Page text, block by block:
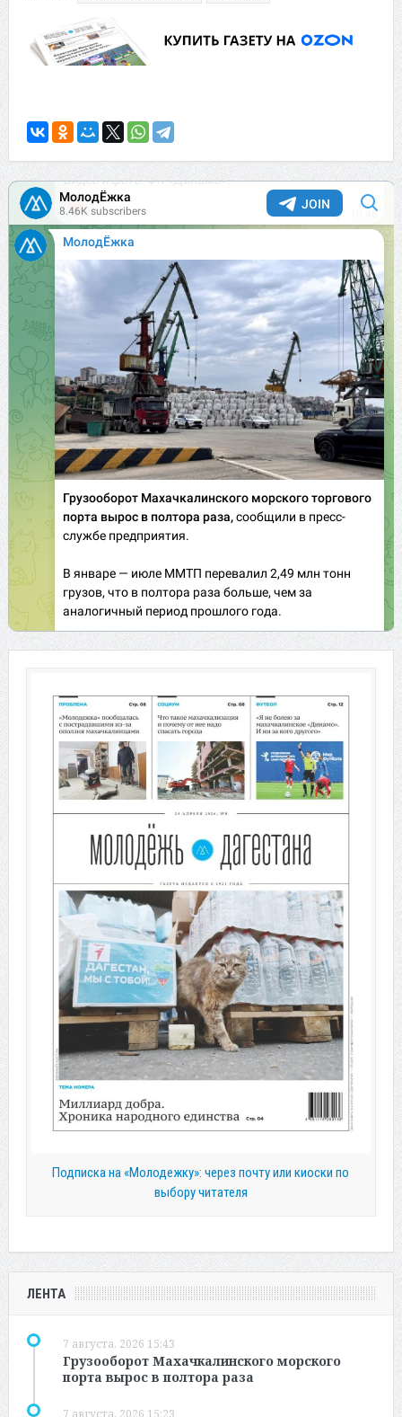
Подписка на «Молодежку»: через почту или киоски по
выбору читателя
ЛЕНТА
7 августа, 2026 15:43
Грузооборот Махачкалинского морского
порта вырос в полтора раза